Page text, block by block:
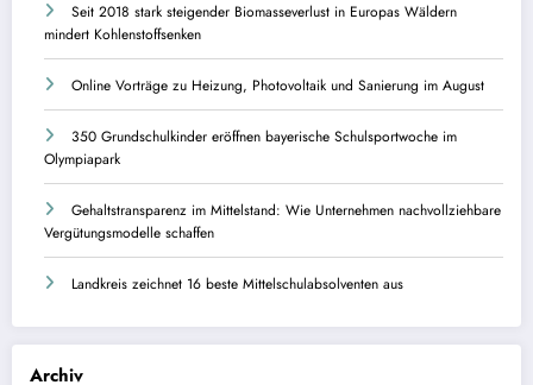
Seit 2018 stark steigender Biomasseverlust in Europas Wäldern
mindert Kohlenstoffsenken
Online Vorträge zu Heizung, Photovoltaik und Sanierung im August
350 Grundschulkinder eröffnen bayerische Schulsportwoche im
Olympiapark
Gehaltstransparenz im Mittelstand: Wie Unternehmen nachvollziehbare
Vergütungsmodelle schaffen
Landkreis zeichnet 16 beste Mittelschulabsolventen aus
Archiv